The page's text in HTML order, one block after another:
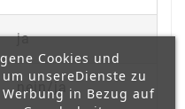
ja
nein/ja
Cookies und
unsereDienste zu
in Bezug auf